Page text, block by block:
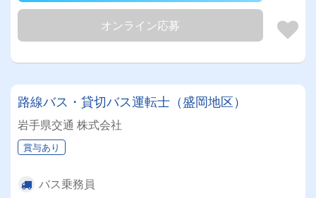
オンライン応募
路線バス・貸切バス運転士（盛岡地区）
岩手県交通 株式会社
賞与あり
バス乗務員